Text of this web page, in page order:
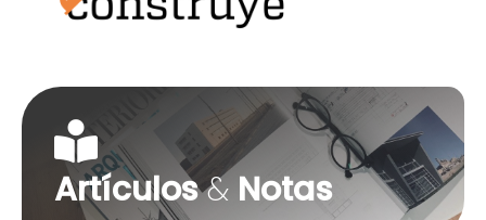
Artículos&Notas